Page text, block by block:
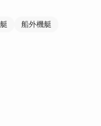
船外機艇